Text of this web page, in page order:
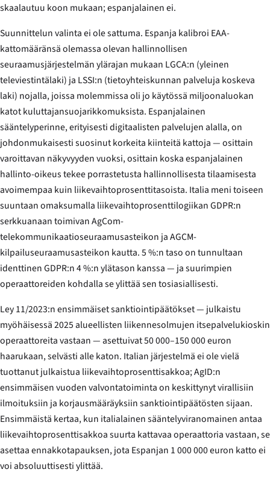
skaalautuu koon mukaan; espanjalainen ei.
Suunnittelun valinta ei ole sattuma. Espanja kalibroi EAA-
kattomääränsä olemassa olevan hallinnollisen
seuraamusjärjestelmän ylärajan mukaan LGCA:n (yleinen
televiestintälaki) ja LSSI:n (tietoyhteiskunnan palveluja koskeva
laki) nojalla, joissa molemmissa oli jo käytössä miljoonaluokan
katot kuluttajansuojarikkomuksista. Espanjalainen
sääntelyperinne, erityisesti digitaalisten palvelujen alalla, on
johdonmukaisesti suosinut korkeita kiinteitä kattoja — osittain
varoittavan näkyvyyden vuoksi, osittain koska espanjalainen
hallinto-oikeus tekee porrastetusta hallinnollisesta tilaamisesta
avoimempaa kuin liikevaihtoprosenttitasoista. Italia meni toiseen
suuntaan omaksumalla liikevaihtoprosenttilogiikan GDPR:n
serkkuanaan toimivan AgCom-
telekommunikaatioseuraamusasteikon ja AGCM-
kilpailuseuraamusasteikon kautta. 5 %:n taso on tunnultaan
identtinen GDPR:n 4 %:n ylätason kanssa — ja suurimpien
operaattoreiden kohdalla se ylittää sen tosiasiallisesti.
Ley 11/2023:n ensimmäiset sanktiointipäätökset — julkaistu
myöhäisessä 2025 alueellisten liikennesolmujen itsepalvelukioskin
operaattoreita vastaan — asettuivat 50 000–150 000 euron
haarukaan, selvästi alle katon. Italian järjestelmä ei ole vielä
tuottanut julkaistua liikevaihtoprosenttisakkoa; AgID:n
ensimmäisen vuoden valvontatoiminta on keskittynyt virallisiin
ilmoituksiin ja korjausmääräyksiin sanktiointipäätösten sijaan.
Ensimmäistä kertaa, kun italialainen sääntelyviranomainen antaa
liikevaihtoprosenttisakkoa suurta kattavaa operaattoria vastaan, se
asettaa ennakkotapauksen, jota Espanjan 1 000 000 euron katto ei
voi absoluuttisesti ylittää.